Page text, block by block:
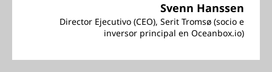
Svenn Hanssen
Director Ejecutivo (CEO), Serit Tromsø (socio e
inversor principal en Oceanbox.io)